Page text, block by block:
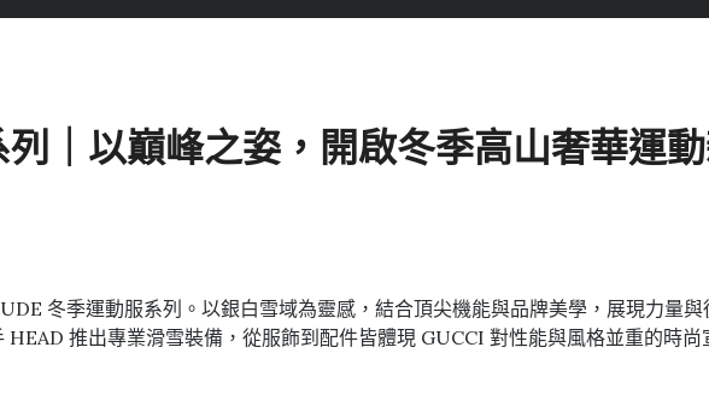
｜以巔峰之姿，開啟冬季高山奢華運
冬季運動服系列。以銀白雪域為靈感，結合頂尖機能與品牌美學，展現力量
推出專業滑雪裝備，從服飾到配件皆體現 GUCCI 對性能與風格並重的時尚